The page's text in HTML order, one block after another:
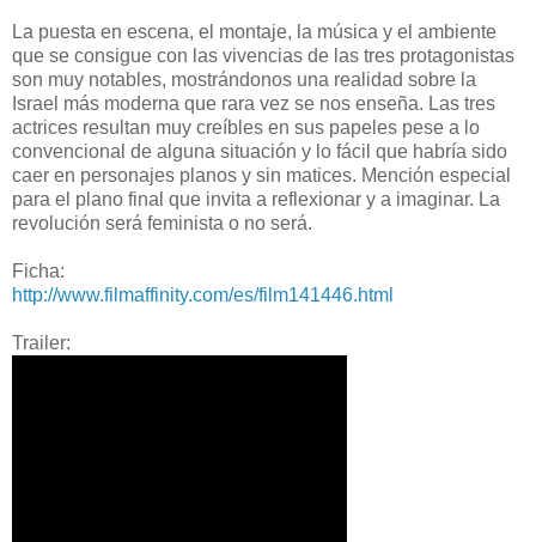
La puesta en escena, el montaje, la música y el ambiente
que se consigue con las vivencias de las tres protagonistas
son muy notables, mostrándonos una realidad sobre la
Israel más moderna que rara vez se nos enseña. Las tres
actrices resultan muy creíbles en sus papeles pese a lo
convencional de alguna situación y lo fácil que habría sido
caer en personajes planos y sin matices. Mención especial
para el plano final que invita a reflexionar y a imaginar. La
revolución será feminista o no será.
Ficha:
http://www.filmaffinity.com/es/film141446.html
Trailer: